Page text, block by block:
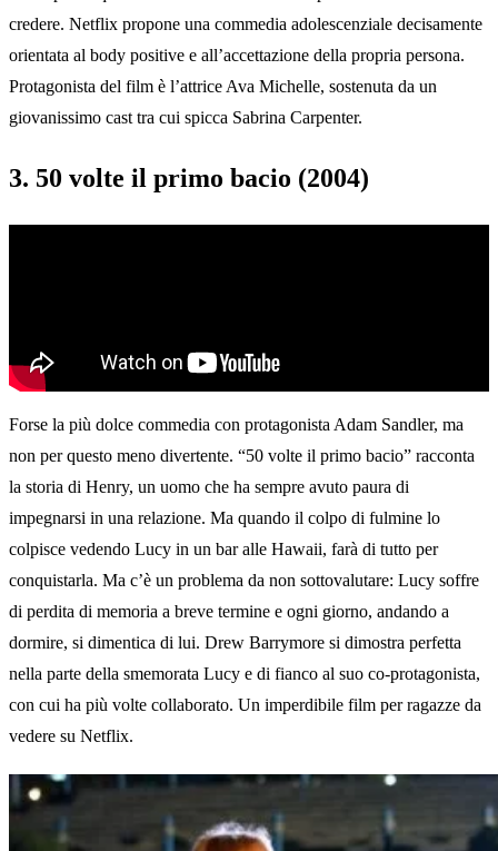
credere. Netflix propone una commedia adolescenziale decisamente
orientata al body positive e all’accettazione della propria persona.
Protagonista del film è l’attrice Ava Michelle, sostenuta da un
giovanissimo cast tra cui spicca Sabrina Carpenter.
3. 50 volte il primo bacio (2004)
Forse la più dolce commedia con protagonista Adam Sandler, ma
non per questo meno divertente. “50 volte il primo bacio” racconta
la storia di Henry, un uomo che ha sempre avuto paura di
impegnarsi in una relazione. Ma quando il colpo di fulmine lo
colpisce vedendo Lucy in un bar alle Hawaii, farà di tutto per
conquistarla. Ma c’è un problema da non sottovalutare: Lucy soffre
di perdita di memoria a breve termine e ogni giorno, andando a
dormire, si dimentica di lui. Drew Barrymore si dimostra perfetta
nella parte della smemorata Lucy e di fianco al suo co-protagonista,
con cui ha più volte collaborato. Un imperdibile film per ragazze da
vedere su Netflix.